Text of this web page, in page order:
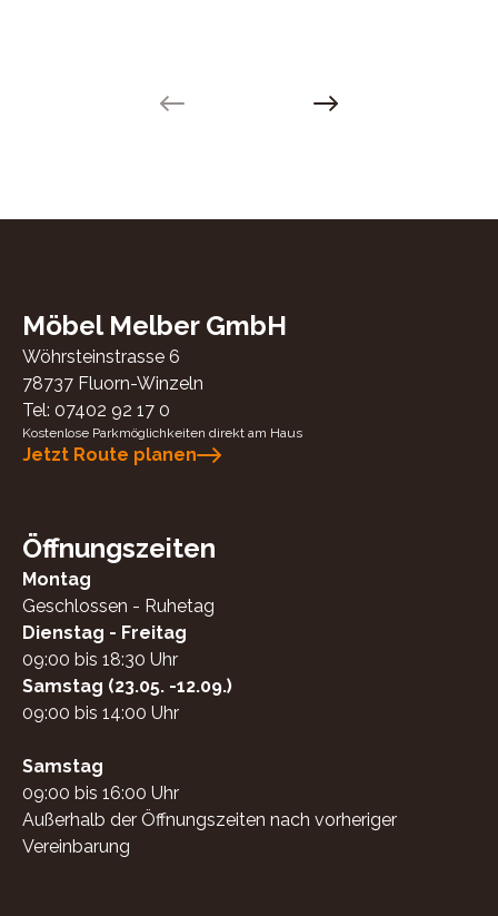
Next slide
Möbel Melber GmbH
Wöhrsteinstrasse 6
78737 Fluorn-Winzeln
Tel: 07402 92 17 0
Kostenlose Parkmöglichkeiten direkt am Haus
Jetzt Route planen
Öffnungszeiten
Montag
Geschlossen - Ruhetag
Dienstag - Freitag
09:00 bis 18:30 Uhr
Samstag (23.05. -12.09.)
09:00 bis 14:00 Uhr
Samstag
09:00 bis 16:00 Uhr
Außerhalb der Öffnungszeiten nach vorheriger
Vereinbarung